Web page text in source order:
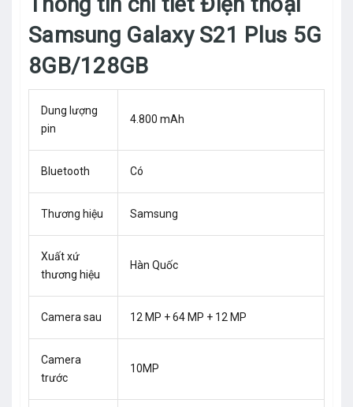
Samsung Galaxy S21 Plus 5G
8GB/128GB
Dung lượng
pin
4.800 mAh
Bluetooth Có
Thương hiệu Samsung
Xuất xứ
thương hiệu
Hàn Quốc
Camera sau 12 MP + 64 MP + 12 MP
Camera
trước
10MP